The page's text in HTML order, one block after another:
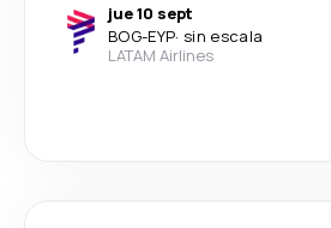
jue 10 sept
BOG-EYP· sin escala
LATAM Airlines